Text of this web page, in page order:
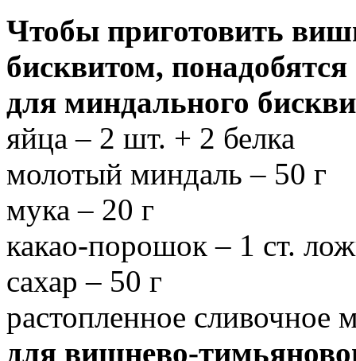
Чтобы приготовить
бисквитом,
для миндального
яйца – 2 шт. + 2 белка
молотый миндаль – 50 г
мука – 20 г
какао-порошок – 1 ст.
сахар – 50 г
растопленное сливочное
для вишнево-